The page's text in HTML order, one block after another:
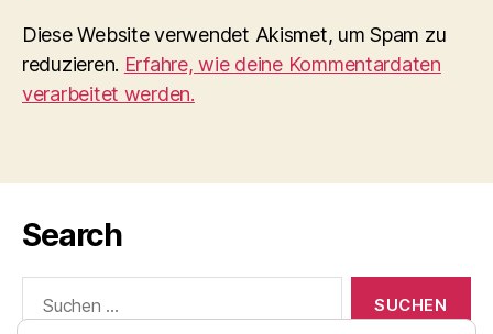
Diese Website verwendet Akismet, um Spam zu
reduzieren. Erfahre, wie deine Kommentardaten
verarbeitet werden.
Search
nach: